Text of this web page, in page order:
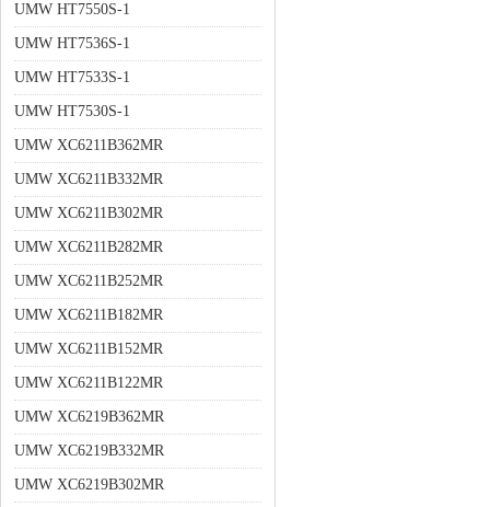
UMW HT7550S-1
UMW HT7536S-1
UMW HT7533S-1
UMW HT7530S-1
UMW XC6211B362MR
UMW XC6211B332MR
UMW XC6211B302MR
UMW XC6211B282MR
UMW XC6211B252MR
UMW XC6211B182MR
UMW XC6211B152MR
UMW XC6211B122MR
UMW XC6219B362MR
UMW XC6219B332MR
UMW XC6219B302MR